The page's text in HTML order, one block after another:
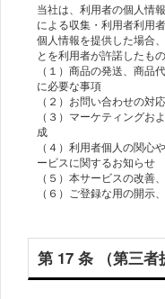
当社は、利用者の個人情
による収集・利用者利用
個人情報を提供した場合
とを利用者が許諾したもの
（１）商品の発送、商品
に必要な事項
（２）お問い合わせの対応
（３）マーケティングお
成
（４）利用者個人の関心
ービスに関するお知らせ
（５）本サービスの改善
第 17 条 （第三者